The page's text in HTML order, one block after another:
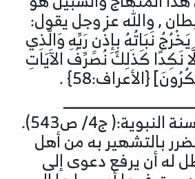
, والله عز وجل يقول:
نَبَاتُهُ بِإِذْنِ رَبِّهِ وَالَّذِي
نَكِدًا كَذَلِكَ نُصَرِّفُ الآَيَاتِ
{الأعراف:58} .
بالتشهير به من أهل
له أن يرفع دعوى إلى